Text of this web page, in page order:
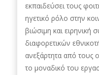
εκπαιδεύσει τους
ηγετικό ρόλο στην
βιώσιμη και ειρηνική
διαφορετικών
ανεξάρτητα από τους
το μοναδικό του